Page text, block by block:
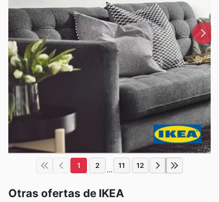
1 2 ... 11 12
Otras ofertas de IKEA